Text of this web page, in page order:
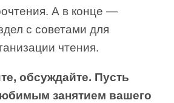
А в конце —
с советами для
чтения.
обсуждайте. Пусть
занятием вашего